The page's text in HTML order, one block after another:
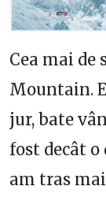
Cea mai de
Mountain.
jur, bate
fost decât o
am tras